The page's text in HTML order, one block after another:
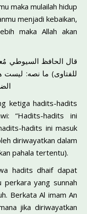
maka mulailah hidup
menjadi kebaikan,
maka Allah akan
قال الحافظ السيوطي
للفتاوى) ما نصه:
ketiga hadits-hadits
“Hadits-hadits ini
hadits ini masuk
diriwayatkan dalam
pahala tertentu).
hadits dhaif dapat
perkara yang sunnah
Berkata Al imam An
jika diriwayatkan